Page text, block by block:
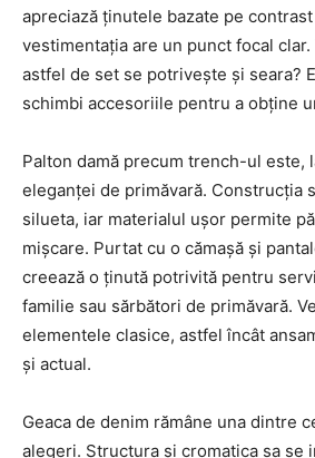
apreciază ținutele bazate pe
vestimentația are un punct focal
astfel de set se potrivește și seara?
schimbi accesoriile pentru a obține
Palton damă precum trench-ul este,
eleganței de primăvară. Construcția
silueta, iar materialul ușor permite
mișcare. Purtat cu o cămașă și
creează o ținută potrivită pentru
familie sau sărbători de primăvară.
elementele clasice, astfel încât
și actual.
Geaca de denim rămâne una dintre
alegeri. Structura și cromatica sa se